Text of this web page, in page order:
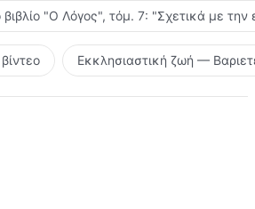
"Ο Λόγος", τόμ. 7: "Σχετικά με την
Εκκλησιαστική ζωή —